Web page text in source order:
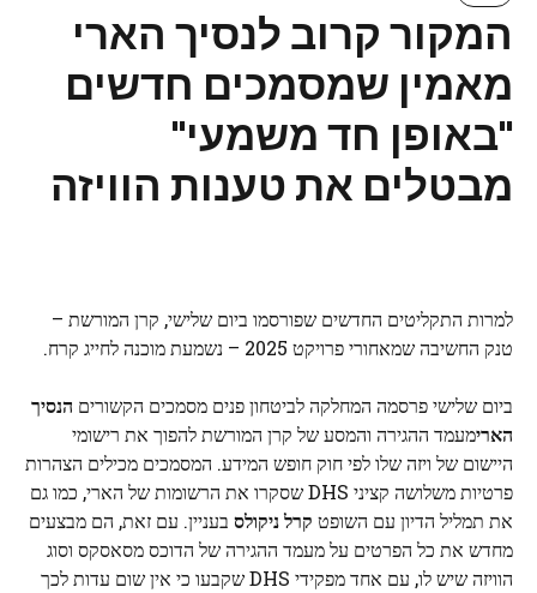
המקור קרוב לנסיך הארי
מאמין שמסמכים חדשים
"באופן חד משמעי"
מבטלים את טענות הוויזה
למרות התקליטים החדשים שפורסמו ביום שלישי, קרן המורשת –
טנק החשיבה שמאחורי פרויקט 2025 – נשמעת מוכנה לחייג קרח.
ביום שלישי פרסמה המחלקה לביטחון פנים מסמכים הקשורים הנסיך
הארימעמד ההגירה והמסע של קרן המורשת להפוך את רישומי
היישום של ויזה שלו לפי חוק חופש המידע. המסמכים מכילים הצהרות
פרטיות משלושה קציני DHS שסקרו את הרשומות של הארי, כמו גם
את תמליל הדיון עם השופט קרל ניקולס בעניין. עם זאת, הם מבצעים
מחדש את כל הפרטים על מעמד ההגירה של הדוכס מסאסקס וסוג
הוויזה שיש לו, עם אחד מפקידי DHS שקבעו כי אין שום עדות לכך